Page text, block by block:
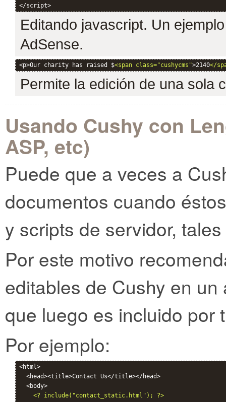
Editando javascript. Un
AdSense.
<p>Our charity has raised $<span class="cushycms">2140</
Permite la edición de una sola
Usando Cushy con
ASP, etc)
Puede que a veces a
documentos cuando
y scripts de servidor,
Por este motivo
editables de Cushy en
que luego es incluido por
Por ejemplo:
<html>
  <head><title>Contact Us</title></head>
  <body>
<? include("contact_static.html"); ?>